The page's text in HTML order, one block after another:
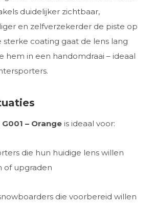
duidelijker zichtbaar,
en zelfverzekerder de piste op
sterke coating gaat de lens lang
hem in een handomdraai – ideaal
– Orange is ideaal voor:
die hun huidige lens willen
of upgraden
die voorbereid willen